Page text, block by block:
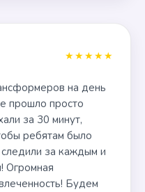
★★★★★
на день
прошло просто
за 30 минут,
ребятам было
за каждым и
Огромная
Будем